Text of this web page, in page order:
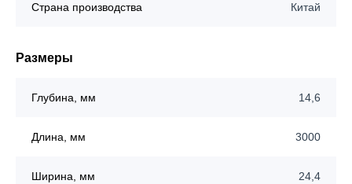
Страна производства Китай
Размеры
Глубина, мм 14,6
Длина, мм 3000
Ширина, мм 24,4